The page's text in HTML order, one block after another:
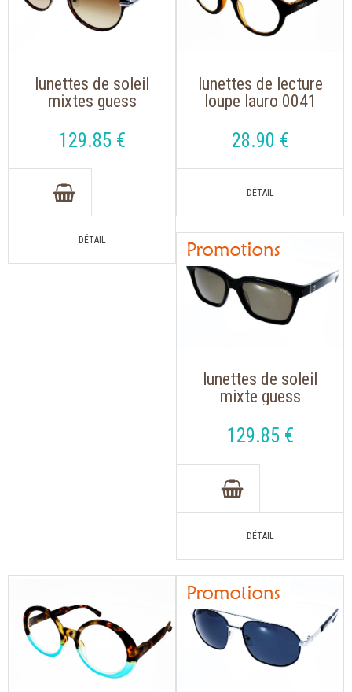
lunettes de soleil
mixtes guess
polarisées
129.85 €
lunettes de lecture
loupe lauro 0041
forme ronde
28.90 €
lunettes de soleil
mixte guess
noir avec des verres
gris
129.85 €